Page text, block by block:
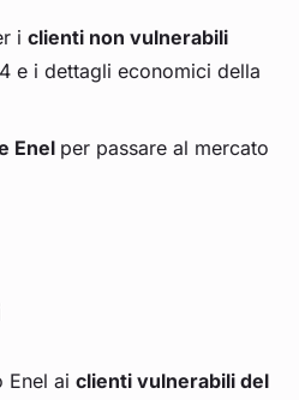
i clienti non vulnerabili
e i dettagli economici della
Enel per passare al mercato
Enel aiclienti vulnerabili del